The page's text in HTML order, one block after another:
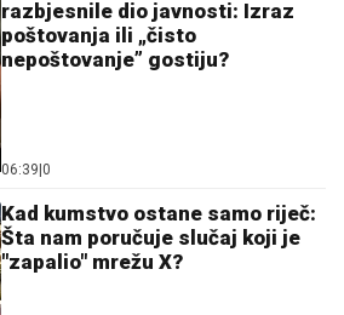
razbjesnile dio javnosti: Izraz
poštovanja ili „čisto
nepoštovanje” gostiju?
06:39 0
Kad kumstvo ostane samo riječ:
Šta nam poručuje slučaj koji je
"zapalio" mrežu X?